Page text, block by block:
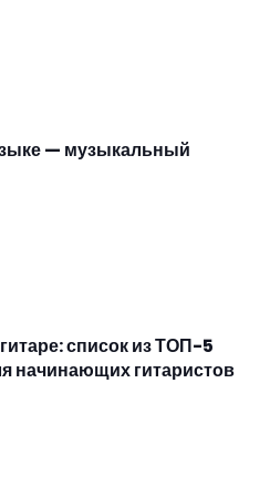
— музыкальный
список из ТОП-5
начинающих гитаристов